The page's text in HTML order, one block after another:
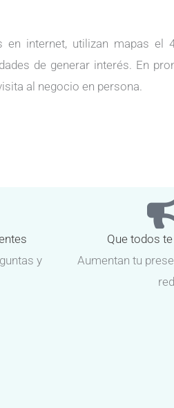
internet, utilizan mapas el
de generar interés. En
al negocio en persona.
y
Que todos
Aumentan tu
red